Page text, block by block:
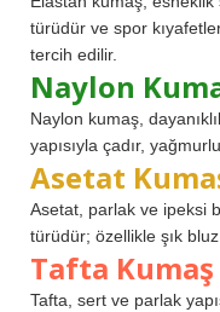
türüdür ve spor
tercih edilir.
Naylon
Naylon kumaş,
yapısıyla çadır,
Asetat
Asetat, parlak ve ipeksi
türüdür; özellikle şık
Tafta
Tafta, sert ve parlak